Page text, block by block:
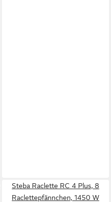
Steba Raclette RC 4 Plus, 8
Raclettepfännchen, 1450 W